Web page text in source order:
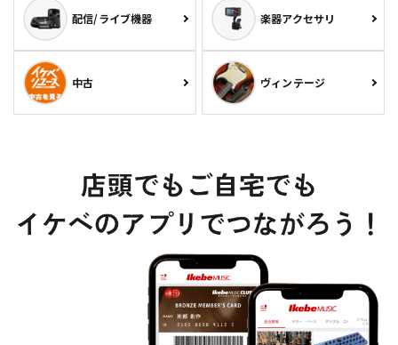
配信/ライブ機器 楽器アクセサリ
中古 ヴィンテージ